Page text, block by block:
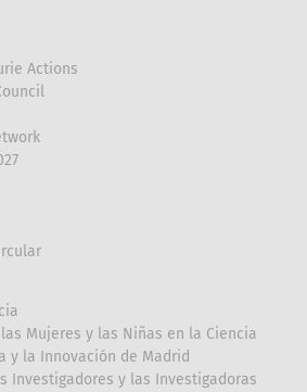
Actions
Mujeres y las Niñas en la Ciencia
y la Innovación de Madrid
Investigadores y las Investigadoras